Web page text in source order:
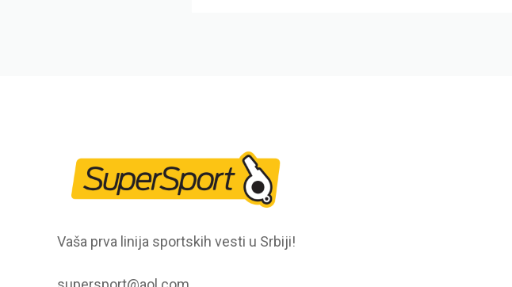
Vaša prva linija sportskih vesti u Srbiji!